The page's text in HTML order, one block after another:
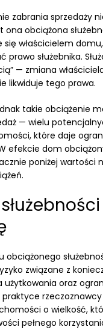
zabrania sprzedaży
ona obciążona
się właścicielem
prawo służebnika.
— zmiana
likwiduje tego prawa.
takie obciążenie
— wielu
które daje
efekcie dom
poniżej wartości
obciążonego
związane z
użytkowania oraz
praktyce
o wielkość,
pełnego